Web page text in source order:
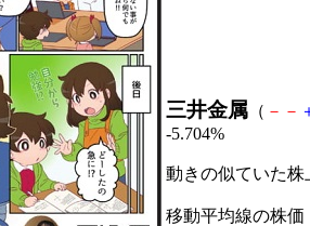
三井金属 （ － －
-5.704%
動きの似ていた
移動平均線の株価